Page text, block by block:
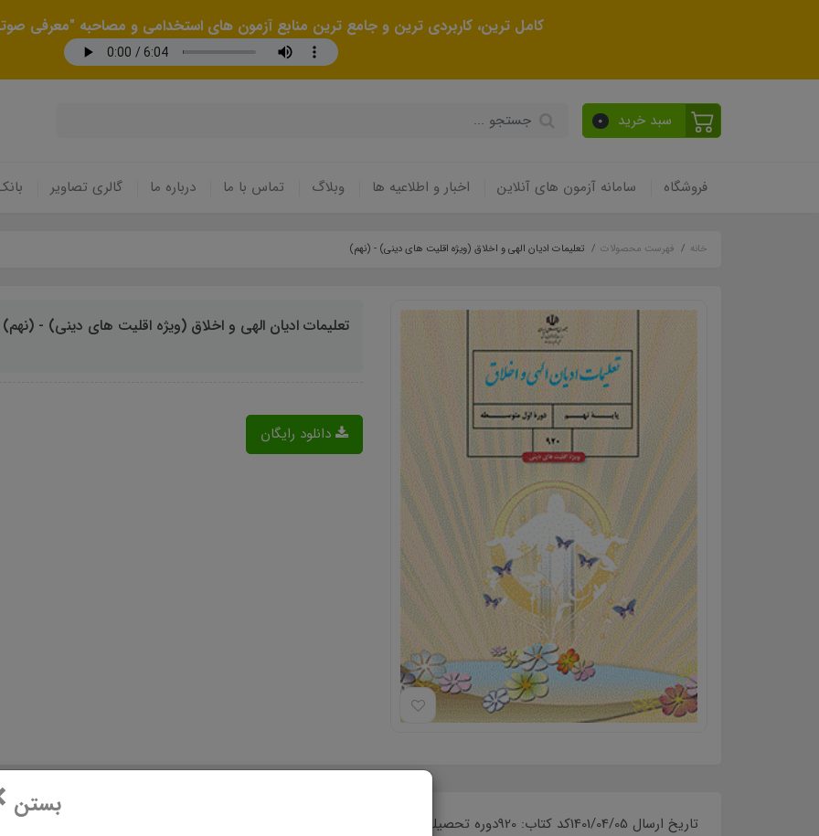
کامل ترین، کاربردی ترین و جامع ترین منابع آزمون های استخدامی و مصاحبه "معرفی
سبد خرید 0
فروشگاه سامانه آزمون های آنلاین اخبار و اطلاعیه ها وبلاگ تماس با ما درباره ما گالری تصاویر
بستن
خانه فهرست محصولات تعلیمات ادیان الهی و اخلاق (ویژه اقلیت های دینی) - (نهم)
تعلیمات ادیان الهی و اخلاق (ویژه اقلیت های دینی) - (نهم)
دانلود رایگان
تاریخ ارسال 1401/04/05کد کتاب: 920دوره تحصیلی: دوره اول آموزش متوسطه›پایه نهم سال تحصیلی: 1401-1402